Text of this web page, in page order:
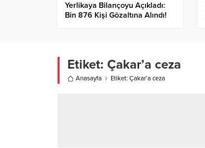
Yerlikaya Bilançoyu Açıkladı:
Bin 876 Kişi Gözaltına Alındı!
Etiket: Çakar’a ceza
Anasayfa Etiket: Çakar’a ceza